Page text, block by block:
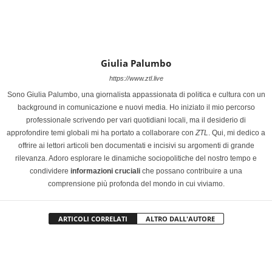
Giulia Palumbo
https://www.ztl.live
Sono Giulia Palumbo, una giornalista appassionata di politica e cultura con un
background in comunicazione e nuovi media. Ho iniziato il mio percorso
professionale scrivendo per vari quotidiani locali, ma il desiderio di
approfondire temi globali mi ha portato a collaborare conZTL. Qui, mi dedico a
offrire ai lettori articoli ben documentati e incisivi su argomenti di grande
rilevanza. Adoro esplorare le dinamiche sociopolitiche del nostro tempo e
condividere informazioni cruciali che possano contribuire a una
comprensione più profonda del mondo in cui viviamo.
ARTICOLI CORRELATI ALTRO DALL'AUTORE